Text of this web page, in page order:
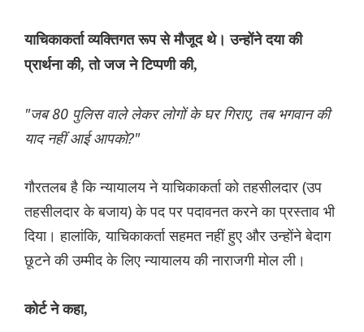
याचिकाकर्ता व्यक्तिगत रूप से मौजूद थे। उन्होंने दया की
प्रार्थना की, तो जज ने टिप्पणी की,
"जब 80 पुलिस वाले लेकर लोगों के घर गिराए, तब भगवान की
याद नहीं आई आपको?"
गौरतलब है कि न्यायालय ने याचिकाकर्ता को तहसीलदार (उप
तहसीलदार के बजाय) के पद पर पदावनत करने का प्रस्ताव भी
दिया। हालांकि, याचिकाकर्ता सहमत नहीं हुए और उन्होंने बेदाग
छूटने की उम्मीद के लिए न्यायालय की नाराजगी मोल ली।
कोर्ट ने कहा,